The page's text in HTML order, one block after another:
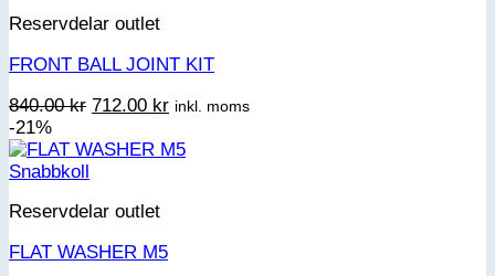
Reservdelar outlet
FRONT BALL JOINT KIT
840.00kr Det
priset
712.00 krDet
priset
inkl. moms
-21%
Snabbkoll
Reservdelar outlet
FLAT WASHER M5